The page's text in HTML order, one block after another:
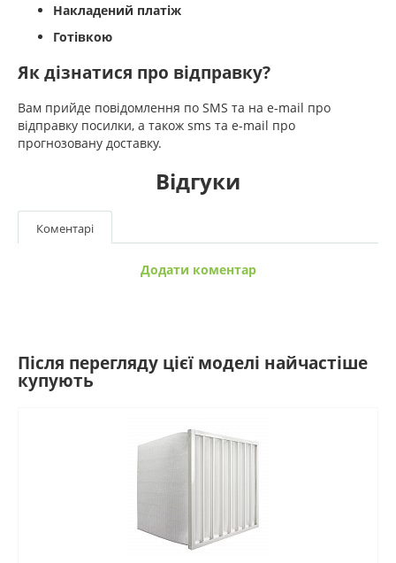
Накладений платіж
Готівкою
Як дізнатися про відправку?
Вам прийде повідомлення по SMS та на e-mail про
відправку посилки, а також sms та e-mail про
прогнозовану доставку.
Відгуки
Коментарі
Додати коментар
Після перегляду цієї моделі найчастіше
купують